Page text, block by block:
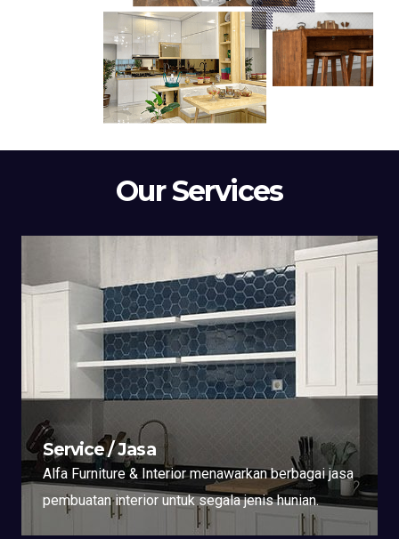
Our Services
Service / Jasa
Alfa Furniture & Interior menawarkan berbagai jasa
pembuatan interior untuk segala jenis hunian.